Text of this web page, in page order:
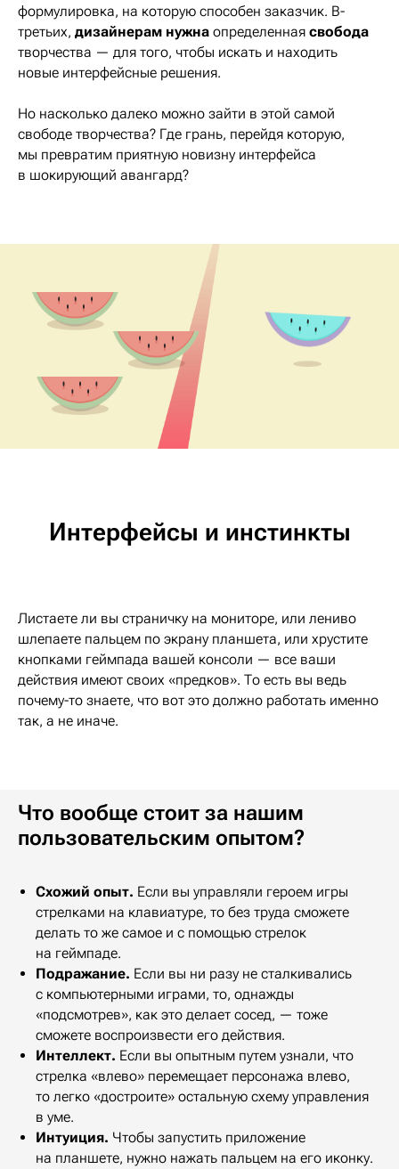
формулировка, на которую способен заказчик. В-
третьих, дизайнерам нужна определенная свобода
творчества — для того, чтобы искать и находить
новые интерфейсные решения.
Но насколько далеко можно зайти в этой самой
свободе творчества? Где грань, перейдя которую,
мы превратим приятную новизну интерфейса
в шокирующий авангард?
Интерфейсы и инстинкты
Листаете ли вы страничку на мониторе, или лениво
шлепаете пальцем по экрану планшета, или хрустите
кнопками геймпада вашей консоли — все ваши
действия имеют своих «предков». То есть вы ведь
почему-то знаете, что вот это должно работать именно
так, а не иначе.
Что вообще стоит за нашим
пользовательским опытом?
Схожий опыт. Если вы управляли героем игры
стрелками на клавиатуре, то без труда сможете
делать то же самое и с помощью стрелок
на геймпаде.
Подражание. Если вы ни разу не сталкивались
с компьютерными играми, то, однажды
«подсмотрев», как это делает сосед, — тоже
сможете воспроизвести его действия.
Интеллект. Если вы опытным путем узнали, что
стрелка «влево» перемещает персонажа влево,
то легко «достроите» остальную схему управления
в уме.
Интуиция. Чтобы запустить приложение
на планшете, нужно нажать пальцем на его иконку.